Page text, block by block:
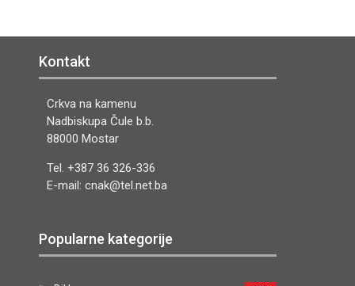
Kontakt
Crkva na kamenu
Nadbiskupa Čule b.b.
88000 Mostar
Tel. +387 36 326-336
E-mail: cnak@tel.net.ba
Popularne kategorije